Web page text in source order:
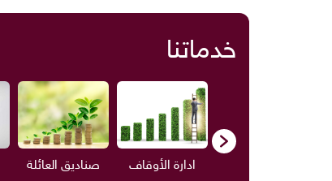
خدماتنا
ادارة الأوقاف صناديق العائلة